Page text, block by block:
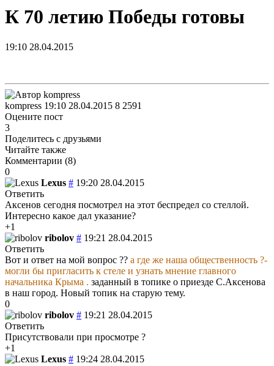
К 70 летию Победы готовы
19:10 28.04.2015
kompress 19:10 28.04.2015 8 2591
Оцените пост
3
Поделитесь с друзьями
Читайте также
Комментарии (8)
0
Lexus # 19:20 28.04.2015
Ответить
Аксенов сегодня посмотрел на этот беспредел со стеллой.
Интересно какое дал указание?
+1
ribolov # 19:21 28.04.2015
Ответить
Вот и ответ на мой вопрос ?? а где же наша общественность ?-
могли бы пригласить к стеле и узнать мнение главного
начальника Крыма . заданный в топике о приезде С.Аксенова
в наш город. Новый топик на старую тему.
0
ribolov # 19:21 28.04.2015
Ответить
Присутствовали при просмотре ?
+1
Lexus # 19:24 28.04.2015